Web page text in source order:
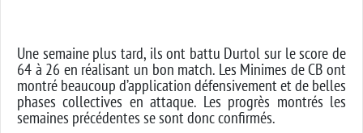
Une semaine plus tard, ils ont battu Durtol sur le score de
64 à 26 en réalisant un bon match. Les Minimes de CB ont
montré beaucoup d’application défensivement et de belles
phases collectives en attaque. Les progrès montrés les
semaines précédentes se sont donc confirmés.